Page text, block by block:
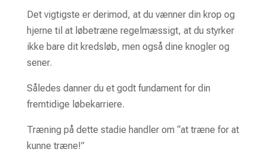
Det vigtigste er derimod, at du vænner din krop og
hjerne til at løbetræne regelmæssigt, at du styrker
ikke bare dit kredsløb, men også dine knogler og
sener.
Således danner du et godt fundament for din
fremtidige løbekarriere.
Træning på dette stadie handler om “at træne for at
kunne træne!”